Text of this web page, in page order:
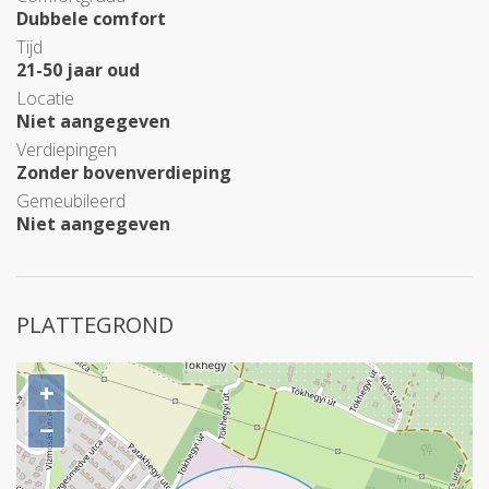
Dubbele comfort
Tijd
21-50 jaar oud
Locatie
Niet aangegeven
Verdiepingen
Zonder bovenverdieping
Gemeubileerd
Niet aangegeven
PLATTEGROND
+
−